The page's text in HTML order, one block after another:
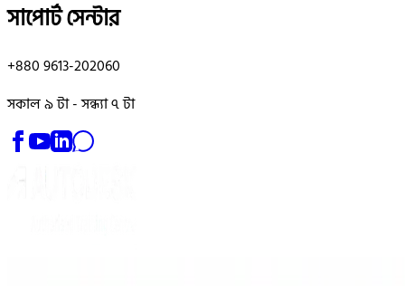
সাপোর্ট সেন্টার
+880 9613-202060
সকাল ৯ টা - সন্ধ্যা ৭ টা